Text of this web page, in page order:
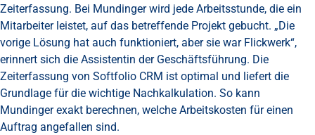
Zeiterfassung. Bei Mundinger wird jede Arbeitsstunde, die ein
Mitarbeiter leistet, auf das betreffende Projekt gebucht. „Die
vorige Lösung hat auch funktioniert, aber sie war Flickwerk“,
erinnert sich die Assistentin der Geschäftsführung. Die
Zeiterfassung von Softfolio CRM ist optimal und liefert die
Grundlage für die wichtige Nachkalkulation. So kann
Mundinger exakt berechnen, welche Arbeitskosten für einen
Auftrag angefallen sind.